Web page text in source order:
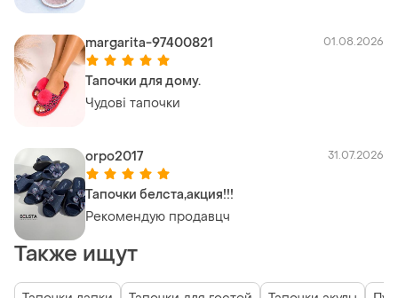
margarita-97400821 01.08.2026
Тапочки для дому.
Чудові тапочки
orpo2017 31.07.2026
Тапочки белста,акция!!!
Рекомендую продавцч
Также ищут